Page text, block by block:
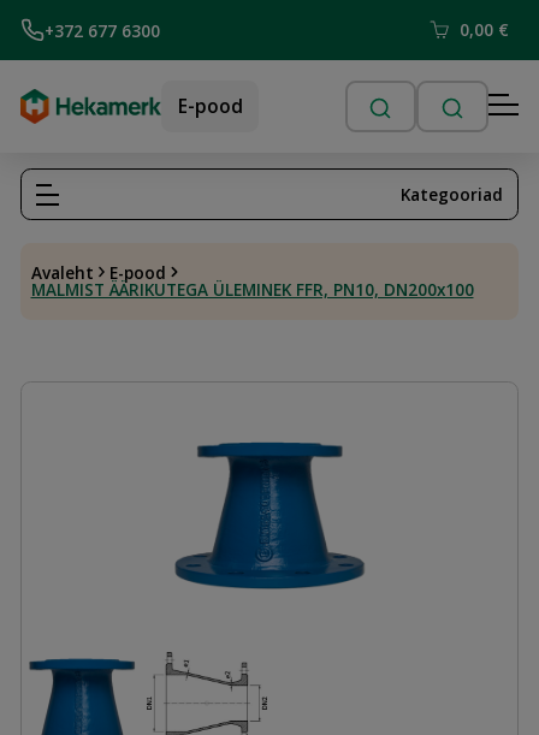
+372 677 6300 0,00 €
E-pood
Avaleht E-pood
MALMIST ÄÄRIKUTEGA ÜLEMINEK FFR, PN10, DN200x100
Kategooriad